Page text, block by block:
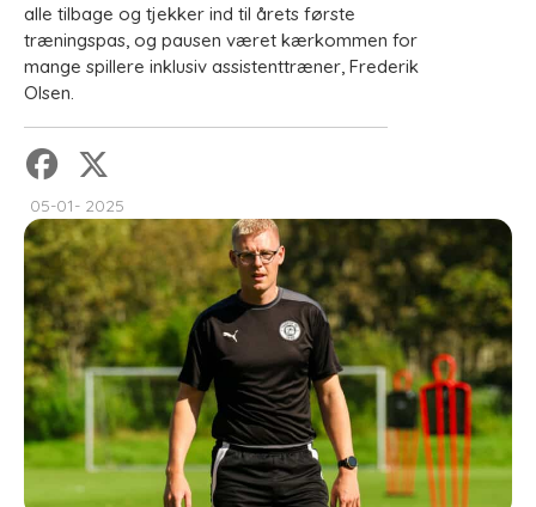
alle tilbage og tjekker ind til årets første
træningspas, og pausen været kærkommen for
mange spillere inklusiv assistenttræner, Frederik
Olsen.
05-01- 2025